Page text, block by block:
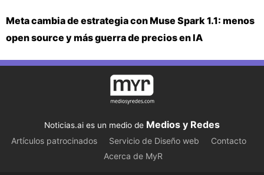
Meta cambia de estrategia con Muse Spark 1.1: menos
open source y más guerra de precios en IA
Noticias.ai es un medio de Medios y Redes
Artículos patrocinados Servicio de Diseño web
Contacto
Acerca de MyR